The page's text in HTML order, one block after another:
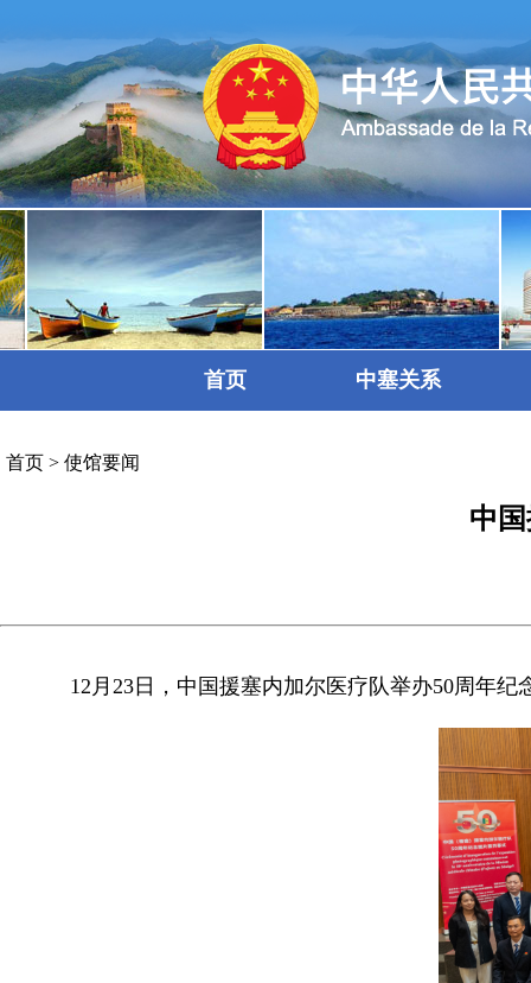
首页 中塞关系
首页 > 使馆要闻
中
12月23日，中国援塞内加尔医疗队举办50周年